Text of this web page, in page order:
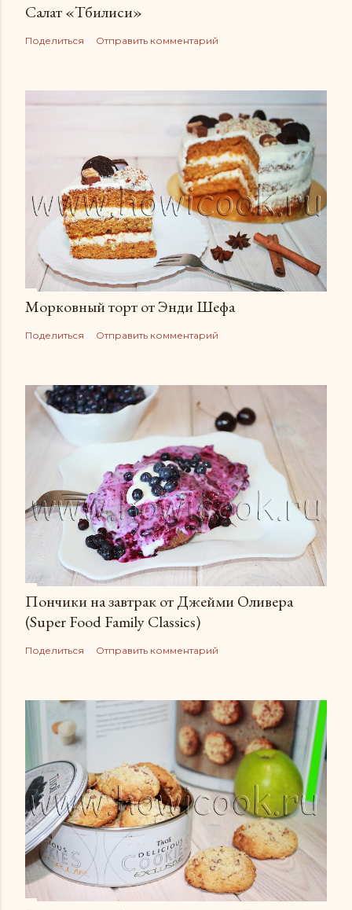
Салат «Тбилиси»
Поделиться Отправить комментарий
Морковный торт от Энди Шефа
Поделиться Отправить комментарий
Пончики на завтрак от Джейми Оливера
(Super Food Family Сlassics)
Поделиться Отправить комментарий